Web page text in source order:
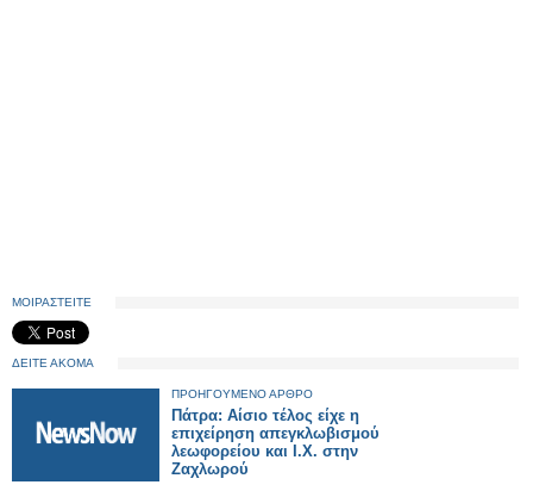
ΜΟΙΡΑΣΤΕΙΤΕ
ΔΕΙΤΕ ΑΚΟΜΑ
ΠΡΟΗΓΟΥΜΕΝΟ ΑΡΘΡΟ
Πάτρα: Αίσιο τέλος είχε η
επιχείρηση απεγκλωβισμού
λεωφορείου και Ι.Χ. στην
Ζαχλωρού